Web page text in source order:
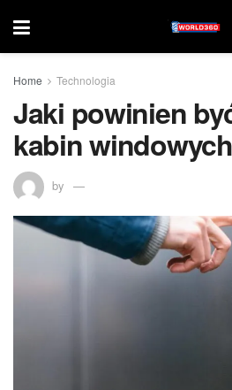
Home Technologia
Jaki powinien
kabin
by